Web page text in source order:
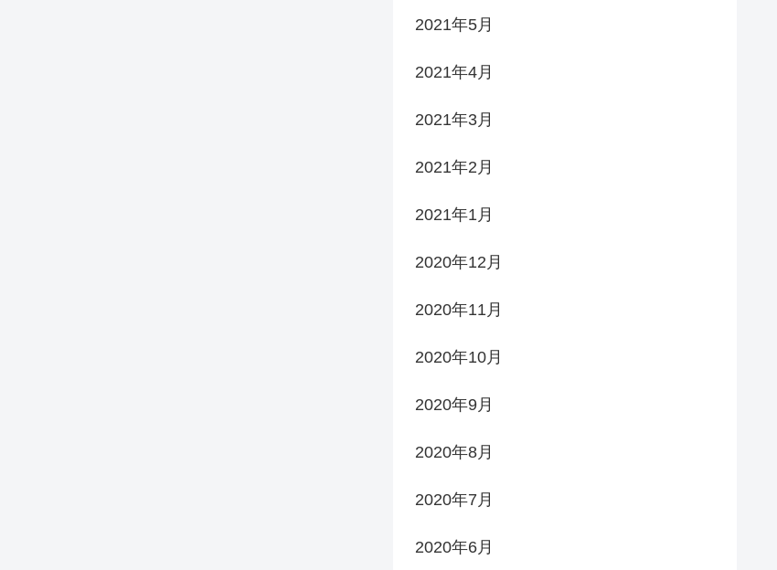
2021年5月
2021年4月
2021年3月
2021年2月
2021年1月
2020年12月
2020年11月
2020年10月
2020年9月
2020年8月
2020年7月
2020年6月